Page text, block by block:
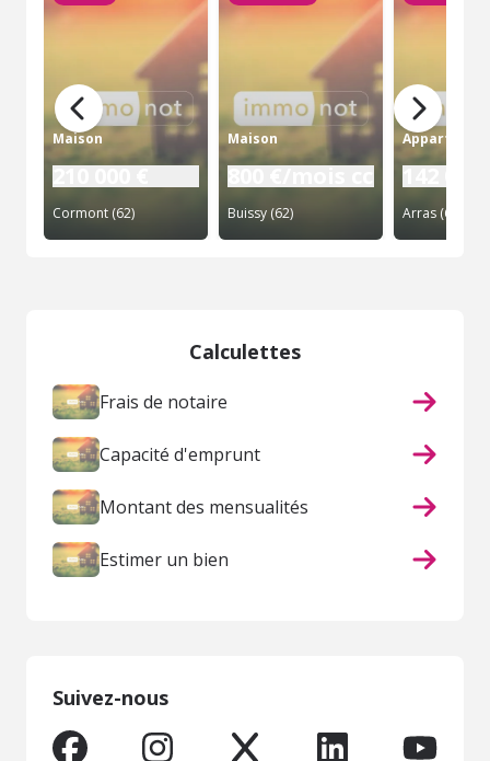
Maison
Cormont (62)
Maison
Buissy (62) Arras (62)
Calculettes
Frais de notaire
Capacité d'emprunt
Montant des mensualités
Estimer un bien
Suivez-nous